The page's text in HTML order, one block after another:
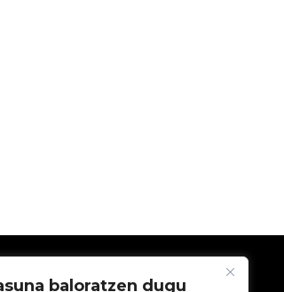
baloratzen dugu